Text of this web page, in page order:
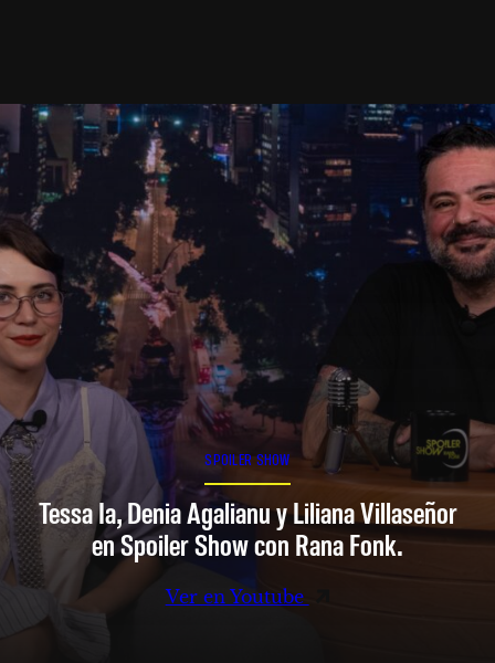
SPOILER SHOW
Tessa Ia, Denia Agalianu y Liliana Villaseñor
en Spoiler Show con Rana Fonk.
Ver en Youtube